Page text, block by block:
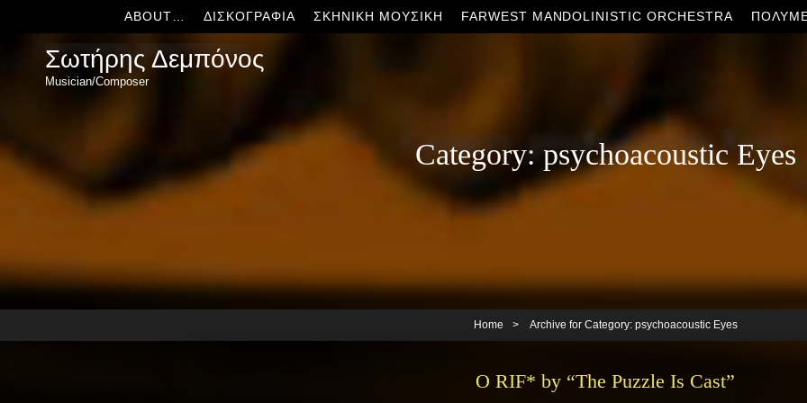
Σωτήρης Δεμπόνος
Musician/Composer
ABOUT… ΔΙΣΚΟΓΡΑΦΊΑ ΣΚΗΝΙΚΉ ΜΟΥΣΙΚΉ FARWEST MANDOLINISTIC ORCHESTRA
Category: psychoacoustic Eyes
Home > Archive for Category: psychoacoustic Eyes
O RIF* by “The Puzzle Is Cast”